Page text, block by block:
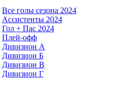
Все голы сезона 2024
Ассистенты 2024
Гол + Пас 2024
Плей-офф
Дивизион A
Дивизион Б
Дивизион В
Дивизион Г